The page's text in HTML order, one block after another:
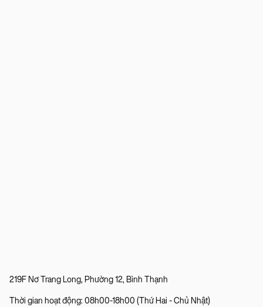
219F Nơ Trang Long, Phường 12, Bình Thạnh
Thời gian hoạt động: 08h00-18h00 (Thứ Hai - Chủ Nhật)